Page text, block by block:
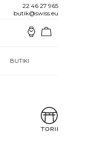
22 46 27 965
butik@swiss.eu
BUTIKI